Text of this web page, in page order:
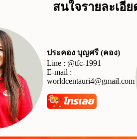
สนใจรายละเอี
ประคอง บุญศรี (คอง)
Line : @tfc-1991
E-mail :
worldcentauri4@gmail.com